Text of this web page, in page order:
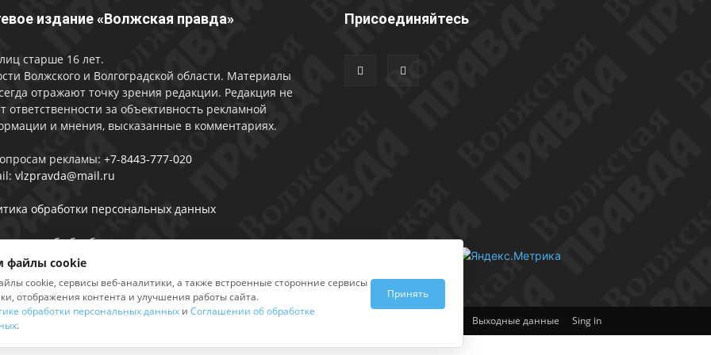
издание «Волжская правда»
старше 16 лет.
Волжского и Волгоградской области. Материалы
отражают точку зрения редакции. Редакция не
ответственности за объективность рекламной
и мнения, высказанные в комментариях.
рекламы: +7-8443-777-020
vlzpravda@mail.ru
обработки персональных данных
об обработке персональных данных
Присоединяйтесь
Выходные данные Sing in
файлы cookie
cookie, сервисы веб-аналитики, а также встроенные сторонние сервисы
отображения контента и улучшения работы сайта.
обработки персональных данных и Соглашении об обработке
.
Принять